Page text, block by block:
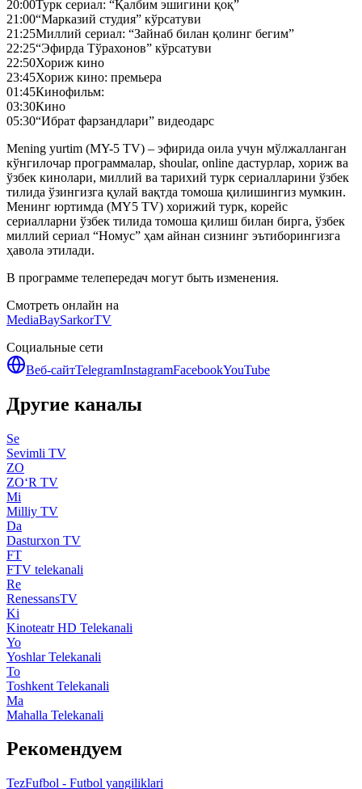
20:00Турк сериал: “Қалбим эшигини қоқ”
21:00“Марказий студия” кўрсатуви
21:25Миллий сериал: “Зайнаб билан қолинг бегим”
22:25“Эфирда Тўрахонов” кўрсатуви
22:50Хориж кино
23:45Хориж кино: премьера
01:45Кинофильм:
03:30Кино
05:30“Ибрат фарзандлари” видеодарс
Mening yurtim (MY-5 TV) – эфирида оила учун мўлжалланган
кўнгилочар программалар, shoular, online дастурлар, хориж ва
ўзбек кинолари, миллий ва тарихий турк сериалларини ўзбек
тилида ўзингизга қулай вақтда томоша қилишингиз мумкин.
Менинг юртимда (MY5 TV) хорижий турк, корейс
сериалларни ўзбек тилида томоша қилиш билан бирга, ўзбек
миллий сериал “Номус” ҳам айнан сизнинг эътиборингизга
ҳавола этилади.
В программе телепередач могут быть изменения.
Смотреть онлайн на
MediaBaySarkorTV
Социальные сети
Веб-сайтTelegramInstagramFacebookYouTube
Другие каналы
Se
Sevimli TV
ZO
ZO‘R TV
Mi
Milliy TV
Da
Dasturxon TV
FT
FTV telekanali
Re
RenessansTV
Ki
Kinoteatr HD Telekanali
Yo
Yoshlar Telekanali
To
Toshkent Telekanali
Ma
Mahalla Telekanali
Рекомендуем
TezFufbol - Futbol yangiliklari